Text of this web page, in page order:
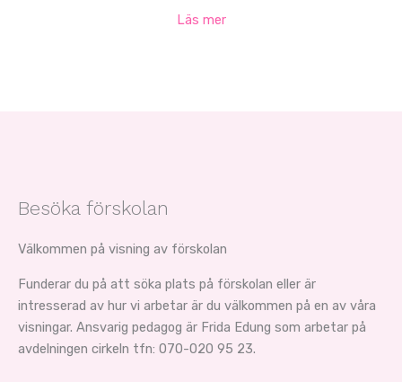
Läs mer
Besöka förskolan
Välkommen på visning av förskolan
Funderar du på att söka plats på förskolan eller är
intresserad av hur vi arbetar är du välkommen på en av våra
visningar. Ansvarig pedagog är Frida Edung som arbetar på
avdelningen cirkeln tfn: 070-020 95 23.